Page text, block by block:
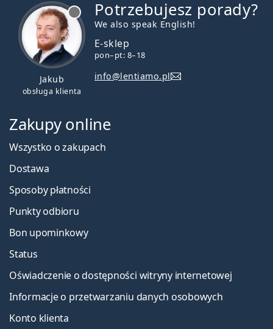
Jakub
obsługa klienta
Potrzebujesz porady?
We also speak English!
E-sklep
pon–pt: 8–18
info@lentiamo.pl
Zakupy online
Wszystko o zakupach
Dostawa
Sposoby płatności
Punkty odbioru
Bon upominkowy
Status
Oświadczenie o dostępności witryny internetowej
Informacje o przetwarzaniu danych osobowych
Konto klienta